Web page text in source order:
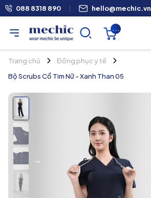
088 8318 890 | hello@mechic.vn
...
Trang chủ
Đồng phục y tế
Bộ Scrubs Cổ Tim Nữ - Xanh Than 05